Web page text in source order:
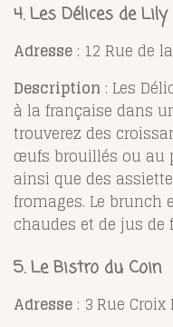
4.Les Délices de Lily
Adresse : 12 Rue de
Description : Les
à la française dans
trouverez des
œufs brouillés ou au
ainsi que des
fromages. Le brunch
chaudes et de jus de
5.Le Bistro du Coin
Adresse : 3 Rue